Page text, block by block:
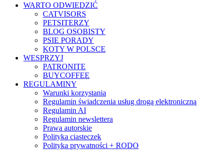
WARTO ODWIEDZIĆ
CATVISORS
PETSITERZY
BLOG OSOBISTY
PSIE PORADY
KOTY W POLSCE
WESPRZYJ
PATRONITE
BUYCOFFEE
REGULAMINY
Warunki korzystania
Regulamin świadczenia usług drogą elektroniczną
Regulamin AI
Regulamin newslettera
Prawa autorskie
Polityka ciasteczek
Polityka prywatności + RODO